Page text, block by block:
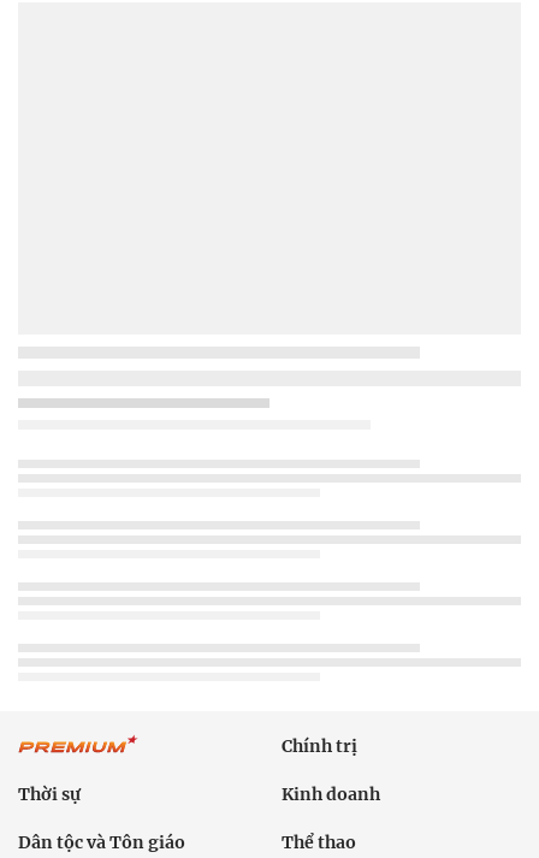
Chính trị
Thời sự Kinh doanh
Dân tộc và Tôn giáo Thể thao